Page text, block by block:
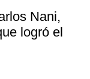
Nani,
logró el